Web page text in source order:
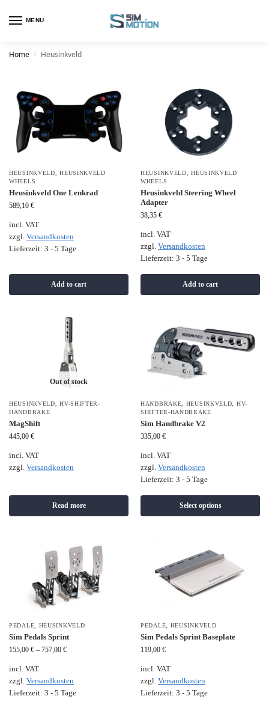
MENU
Home / Heusinkveld
HEUSINKVELD ,HEUSINKVELD
WHEELS
Heusinkveld One Lenkrad
589,10 €
incl. VAT
zzgl. Versandkosten
Lieferzeit: 3 - 5 Tage
Add to cart
HEUSINKVELD ,HEUSINKVELD
WHEELS
Heusinkveld Steering Wheel
Adapter
38,35 €
incl. VAT
zzgl. Versandkosten
Lieferzeit: 3 - 5 Tage
Add to cart
Out of stock
HEUSINKVELD,HV-SHIFTER-
HANDBRAKE
MagShift
445,00 €
incl. VAT
zzgl. Versandkosten
Read more
HANDBRAKE, HEUSINKVELD, HV-
SHIFTER-HANDBRAKE
Sim Handbrake V2
335,00 €
incl. VAT
zzgl. Versandkosten
Lieferzeit: 3 - 5 Tage
Select options
PEDALE HEUSINKVELD
Sim Pedals Sprint
155,00 € – 757,00 €
incl. VAT
zzgl. Versandkosten
Lieferzeit: 3 - 5 Tage
PEDALE HEUSINKVELD
Sim Pedals Sprint Baseplate
119,00 €
incl. VAT
zzgl. Versandkosten
Lieferzeit: 3 - 5 Tage